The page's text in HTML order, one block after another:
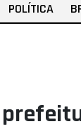
POLÍTICA